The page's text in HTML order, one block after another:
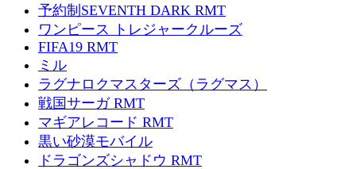
予約制SEVENTH DARK RMT
ワンピース トレジャークルーズ
FIFA19 RMT
ミル
ラグナロクマスターズ（ラグマス）
戦国サーガ RMT
マギアレコード RMT
黒い砂漠モバイル
ドラゴンズシャドウ RMT